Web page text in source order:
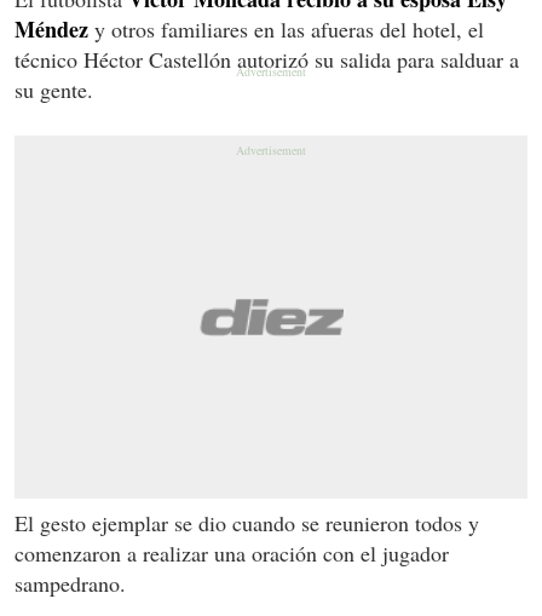
Méndez y otros familiares en las afueras del hotel, el
técnico Héctor Castellón autorizó su salida para salduar a
su gente.
El gesto ejemplar se dio cuando se reunieron todos y
comenzaron a realizar una oración con el jugador
sampedrano.